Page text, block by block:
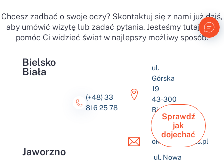
Chcesz zadbać o swoje oczy? Skontaktuj się z nami już dziś,
aby umówić wizytę lub zadać pytania. Jesteśmy tutaj, aby
pomóc Ci widzieć świat w najlepszy możliwy sposób.
Bielsko
Biała
(+48) 33
816 25 78
ul.
Górska
19
43-300
Bielsko-
Biała
okulus@okulus.pl
Sprawdź
jak
dojechać
Jaworzno
ul. Nowa